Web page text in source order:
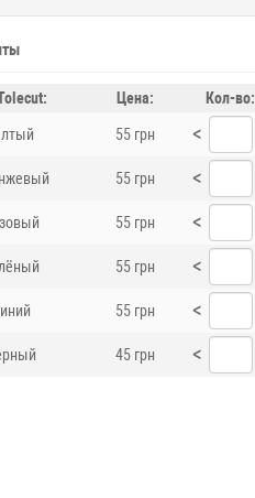
Цена: Кол-во:
55 грн <
55 грн <
55 грн <
55 грн <
55 грн <
45 грн <